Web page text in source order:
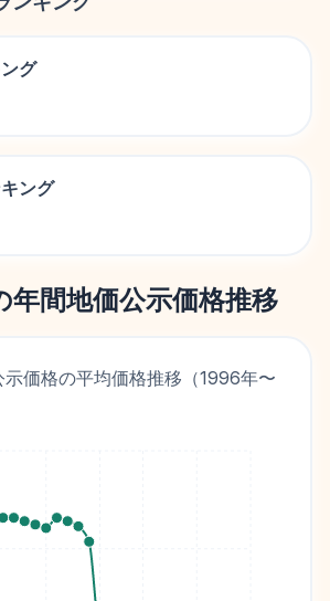
グ
ング
年間地価公示価格推移
価格の平均価格推移（1996年〜